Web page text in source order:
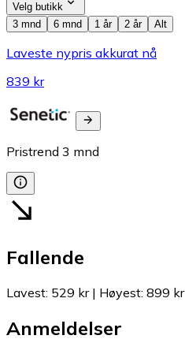
Velg butikk
3 mnd
6 mnd 1 år 2 år Alt
Laveste nypris akkurat nå
839 kr
Pristrend 3 mnd
Fallende
Lavest: 529 kr| Høyest: 899 kr
Anmeldelser